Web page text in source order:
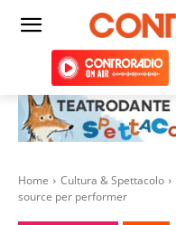
Home Cultura & Spettacolo
source per performer